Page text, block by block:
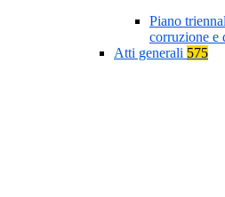
Piano
corruzione e
Atti generali 575